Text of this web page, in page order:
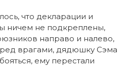
что декларации и
ничем не подкреплены,
направо и налево,
врагами, дядюшку Сэма
ему перестали